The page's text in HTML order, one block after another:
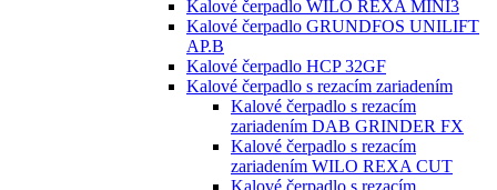
Kalové čerpadlo WILO REXA MINI3
Kalové čerpadlo GRUNDFOS UNILIFT
AP.B
Kalové čerpadlo HCP 32GF
Kalové čerpadlo s rezacím zariadením
Kalové čerpadlo s rezacím
zariadením DAB GRINDER FX
Kalové čerpadlo s rezacím
zariadením WILO REXA CUT
Kalové čerpadlo s rezacím